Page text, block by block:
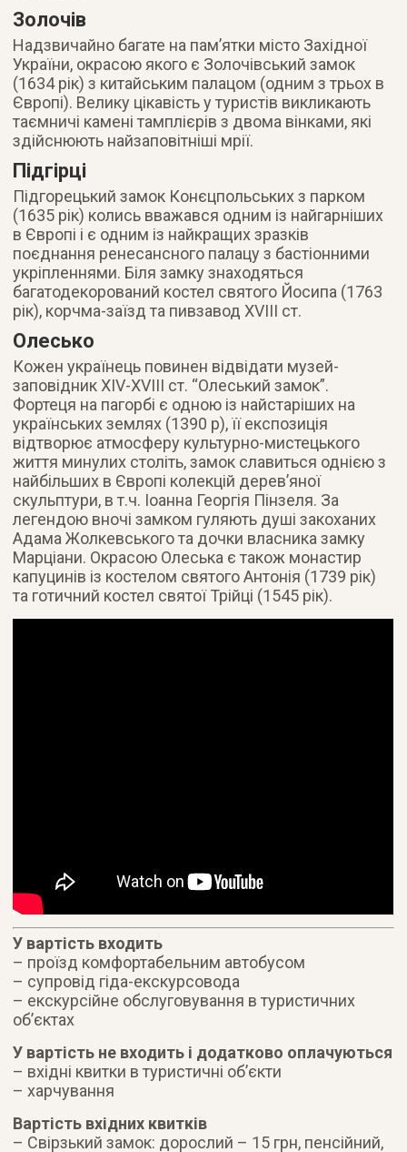
Золочів
Надзвичайно багате на пам’ятки місто Західної
України, окрасою якого є Золочівський замок
(1634 рік) з китайським палацом (одним з трьох в
Європі). Велику цікавість у туристів викликають
таємничі камені тамплієрів з двома вінками, які
здійснюють найзаповітніші мрії.
Підгірці
Підгорецький замок Конєцпольських з парком
(1635 рік) колись вважався одним із найгарніших
в Європі і є одним із найкращих зразків
поєднання ренесансного палацу з бастіонними
укріпленнями. Біля замку знаходяться
багатодекорований костел святого Йосипа (1763
рік), корчма-заїзд та пивзавод XVIII ст.
Олесько
Кожен українець повинен відвідати музей-
заповідник XIV-XVIII ст. “Олеський замок”.
Фортеця на пагорбі є одною із найстаріших на
українських землях (1390 р), її експозиція
відтворює атмосферу культурно-мистецького
життя минулих століть, замок славиться однією з
найбільших в Європі колекцій дерев’яної
скульптури, в т.ч. Іоанна Георгія Пінзеля. За
легендою вночі замком гуляють душі закоханих
Адама Жолкевського та дочки власника замку
Марціани. Окрасою Олеська є також монастир
капуцинів із костелом святого Антонія (1739 рік)
та готичний костел святої Трійці (1545 рік).
У вартість входить
– проїзд комфортабельним автобусом
– супровід гіда-екскурсовода
– екскурсійне обслуговування в туристичних
об’єктах
У вартість не входить і додатково оплачуються
– вхідні квитки в туристичні об’єкти
– харчування
Вартість вхідних квитків
– Свірзький замок: дорослий – 15 грн, пенсійний,